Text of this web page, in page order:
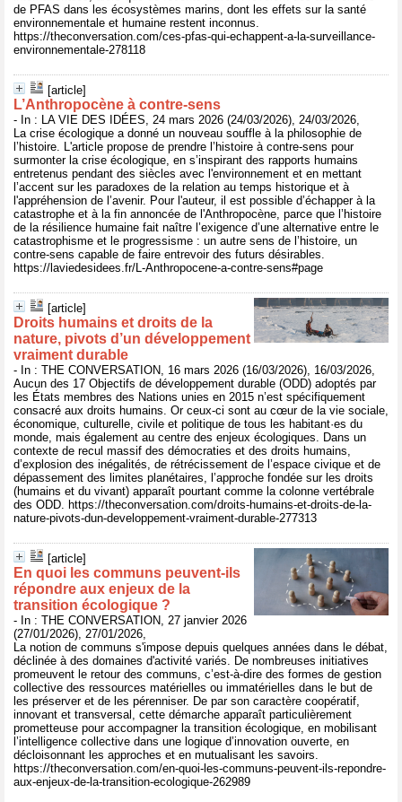
de PFAS dans les écosystèmes marins, dont les effets sur la santé
environnementale et humaine restent inconnus.
https://theconversation.com/ces-pfas-qui-echappent-a-la-surveillance-
environnementale-278118
[article]
L’Anthropocène à contre-sens
- In : LA VIE DES IDÉES, 24 mars 2026 (24/03/2026), 24/03/2026,
La crise écologique a donné un nouveau souffle à la philosophie de
l’histoire. L'article propose de prendre l’histoire à contre-sens pour
surmonter la crise écologique, en s’inspirant des rapports humains
entretenus pendant des siècles avec l'environnement et en mettant
l’accent sur les paradoxes de la relation au temps historique et à
l'appréhension de l’avenir. Pour l'auteur, il est possible d’échapper à la
catastrophe et à la fin annoncée de l'Anthropocène, parce que l’histoire
de la résilience humaine fait naître l’exigence d’une alternative entre le
catastrophisme et le progressisme : un autre sens de l’histoire, un
contre-sens capable de faire entrevoir des futurs désirables.
https://laviedesidees.fr/L-Anthropocene-a-contre-sens#page
[article]
Droits humains et droits de la
nature, pivots d’un développement
vraiment durable
- In : THE CONVERSATION, 16 mars 2026 (16/03/2026), 16/03/2026,
Aucun des 17 Objectifs de développement durable (ODD) adoptés par
les États membres des Nations unies en 2015 n’est spécifiquement
consacré aux droits humains. Or ceux-ci sont au cœur de la vie sociale,
économique, culturelle, civile et politique de tous les habitant·es du
monde, mais également au centre des enjeux écologiques. Dans un
contexte de recul massif des démocraties et des droits humains,
d’explosion des inégalités, de rétrécissement de l’espace civique et de
dépassement des limites planétaires, l’approche fondée sur les droits
(humains et du vivant) apparaît pourtant comme la colonne vertébrale
des ODD. https://theconversation.com/droits-humains-et-droits-de-la-
nature-pivots-dun-developpement-vraiment-durable-277313
[article]
En quoi les communs peuvent-ils
répondre aux enjeux de la
transition écologique ?
- In : THE CONVERSATION, 27 janvier 2026
(27/01/2026), 27/01/2026,
La notion de communs s'impose depuis quelques années dans le débat,
déclinée à des domaines d'activité variés. De nombreuses initiatives
promeuvent le retour des communs, c’est-à-dire des formes de gestion
collective des ressources matérielles ou immatérielles dans le but de
les préserver et de les pérenniser. De par son caractère coopératif,
innovant et transversal, cette démarche apparaît particulièrement
prometteuse pour accompagner la transition écologique, en mobilisant
l’intelligence collective dans une logique d’innovation ouverte, en
décloisonnant les approches et en mutualisant les savoirs.
https://theconversation.com/en-quoi-les-communs-peuvent-ils-repondre-
aux-enjeux-de-la-transition-ecologique-262989